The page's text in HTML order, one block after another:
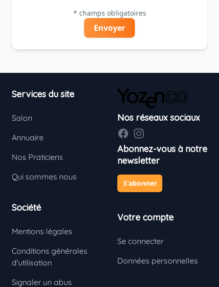
* champs obligatoires
Envoyer
Services du site
Salon
Annuaire
Nos Praticiens
Qui sommes nous
Société
Mentions légales
Conditions générales
d'utilisation
Signaler un abus
Nos réseaux sociaux
FacebookInstagram
Abonnez-vous à notre
newsletter
S'abonner
Votre compte
Se connecter
Données personnelles